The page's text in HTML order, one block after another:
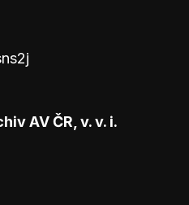
AV ČR, v. v. i.